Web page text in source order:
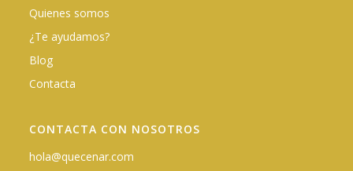
Quienes somos
¿Te ayudamos?
Blog
Contacta
CONTACTA CON NOSOTROS
hola@quecenar.com